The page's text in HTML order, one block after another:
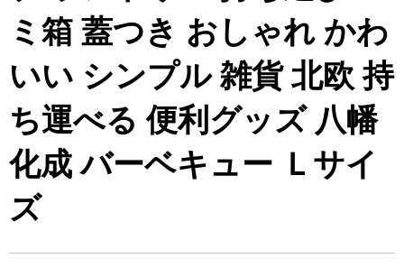
ミ箱 蓋つき おしゃれ かわ
いい シンプル 雑貨 北欧 持
ち運べる 便利グッズ 八幡
化成 バーベキュー Ｌサイ
ズ